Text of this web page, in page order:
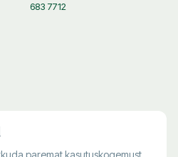
683 7712
paremat kasutuskogemust,